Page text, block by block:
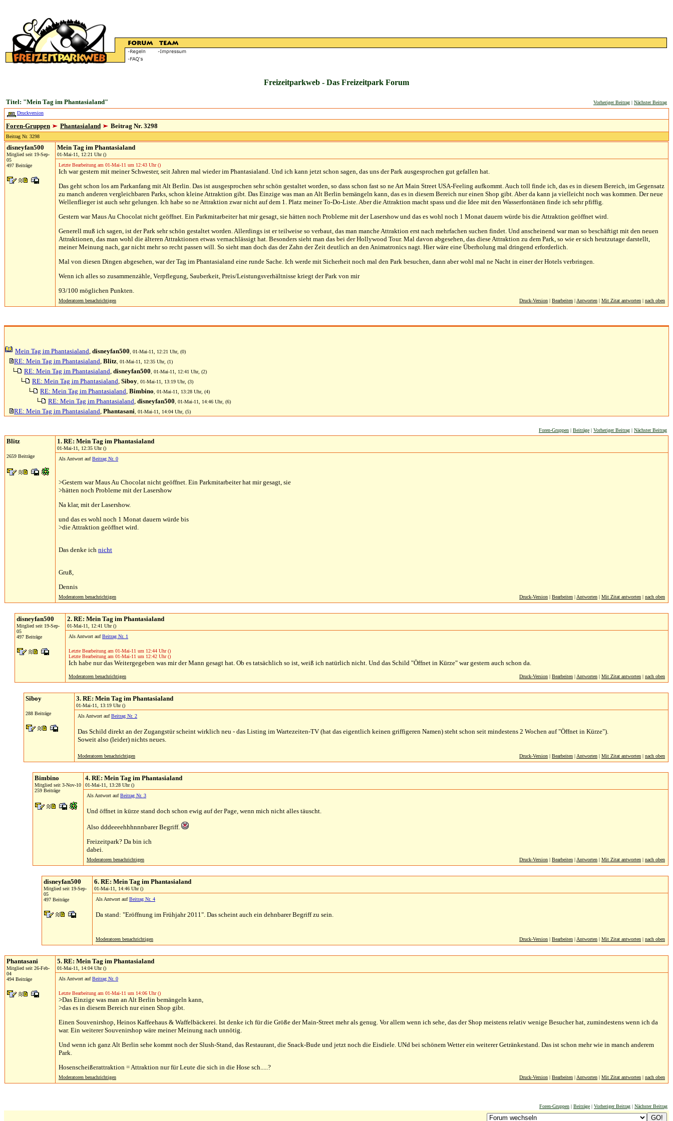
Freizeitparkweb - Das Freizeitpark Forum
Titel: "Mein Tag im Phantasialand" Vorheriger Beitrag | Nächster Beitrag
Druckversion
Foren-Gruppen Phantasialand Beitrag Nr. 3298
Beitrag Nr. 3298
disneyfan500
Mitglied seit 19-Sep-
05
497 Beiträge
Mein Tag im Phantasialand
01-Mai-11, 12:21 Uhr ()
Letzte Bearbeitung am 01-Mai-11 um 12:43 Uhr ()
Ich war gestern mit meiner Schwester, seit Jahren mal wieder im Phantasialand. Und ich kann jetzt schon sagen, das uns der Park ausgesprochen gut gefallen hat.
Das geht schon los am Parkanfang mit Alt Berlin. Das ist ausgesprochen sehr schön gestaltet worden, so dass schon fast so ne Art Main Street USA-Feeling aufkommt. Auch toll finde ich, das es in diesem Bereich, im Gegensatz
zu manch anderen vergleichbaren Parks, schon kleine Attraktion gibt. Das Einzige was man an Alt Berlin bemängeln kann, das es in diesem Bereich nur einen Shop gibt. Aber da kann ja vielleicht noch was kommen. Der neue
Wellenflieger ist auch sehr gelungen. Ich habe so ne Attraktion zwar nicht auf dem 1. Platz meiner To-Do-Liste. Aber die Attraktion macht spass und die Idee mit den Wasserfontänen finde ich sehr pfiffig.
Gestern war Maus Au Chocolat nicht geöffnet. Ein Parkmitarbeiter hat mir gesagt, sie hätten noch Probleme mit der Lasershow und das es wohl noch 1 Monat dauern würde bis die Attraktion geöffnet wird.
Generell muß ich sagen, ist der Park sehr schön gestaltet worden. Allerdings ist er teilweise so verbaut, das man manche Attraktion erst nach mehrfachen suchen findet. Und anscheinend war man so beschäftigt mit den neuen
Attraktionen, das man wohl die älteren Attraktionen etwas vernachlässigt hat. Besonders sieht man das bei der Hollywood Tour. Mal davon abgesehen, das diese Attraktion zu dem Park, so wie er sich heutzutage darstellt,
meiner Meinung nach, gar nicht mehr so recht passen will. So sieht man doch das der Zahn der Zeit deutlich an den Animatronics nagt. Hier wäre eine Überholung mal dringend erforderlich.
Mal von diesen Dingen abgesehen, war der Tag im Phantasialand eine runde Sache. Ich werde mit Sicherheit noch mal den Park besuchen, dann aber wohl mal ne Nacht in einer der Hotels verbringen.
Wenn ich alles so zusammenzähle, Verpflegung, Sauberkeit, Preis/Leistungsverhältnisse kriegt der Park von mir
93/100 möglichen Punkten.
Moderatoren benachrichtigen Druck-Version | Bearbeiten | Antworten | Mit Zitat antworten | nach oben
Mein Tag im Phantasialand, disneyfan500 , 01-Mai-11, 12:21 Uhr, (0)
RE: Mein Tag im Phantasialand, Blitz , 01-Mai-11, 12:35 Uhr, (1)
RE: Mein Tag im Phantasialand, disneyfan500 , 01-Mai-11, 12:41 Uhr, (2)
RE: Mein Tag im Phantasialand, Siboy , 01-Mai-11, 13:19 Uhr, (3)
RE: Mein Tag im Phantasialand, Bimbino , 01-Mai-11, 13:28 Uhr, (4)
RE: Mein Tag im Phantasialand, disneyfan500 , 01-Mai-11, 14:46 Uhr, (6)
RE: Mein Tag im Phantasialand, Phantasani , 01-Mai-11, 14:04 Uhr, (5)
Foren-Gruppen | Beiträge | Vorheriger Beitrag | Nächster Beitrag
Blitz
2659 Beiträge
1. RE: Mein Tag im Phantasialand
01-Mai-11, 12:35 Uhr ()
Als Antwort aufBeitrag Nr. 0
>Gestern war Maus Au Chocolat nicht geöffnet. Ein Parkmitarbeiter hat mir gesagt, sie
>hätten noch Probleme mit der Lasershow
Na klar, mit der Lasershow.
und das es wohl noch 1 Monat dauern würde bis
>die Attraktion geöffnet wird.
Das denke ich nicht
Gruß,
Dennis
Moderatoren benachrichtigen Druck-Version | Bearbeiten | Antworten | Mit Zitat antworten | nach oben
disneyfan500
Mitglied seit 19-Sep-
05
497 Beiträge
2. RE: Mein Tag im Phantasialand
01-Mai-11, 12:41 Uhr ()
Als Antwort aufBeitrag Nr. 1
Letzte Bearbeitung am 01-Mai-11 um 12:44 Uhr ()
Letzte Bearbeitung am 01-Mai-11 um 12:42 Uhr ()
Ich habe nur das Weitergegeben was mir der Mann gesagt hat. Ob es tatsächlich so ist, weiß ich natürlich nicht. Und das Schild "Öffnet in Kürze" war gestern auch schon da.
Moderatoren benachrichtigen Druck-Version | Bearbeiten | Antworten | Mit Zitat antworten | nach oben
Siboy
288 Beiträge
3. RE: Mein Tag im Phantasialand
01-Mai-11, 13:19 Uhr ()
Als Antwort aufBeitrag Nr. 2
Das Schild direkt an der Zugangstür scheint wirklich neu - das Listing im Wartezeiten-TV (hat das eigentlich keinen griffigeren Namen) steht schon seit mindestens 2 Wochen auf "Öffnet in Kürze").
Soweit also (leider) nichts neues.
Moderatoren benachrichtigen Druck-Version | Bearbeiten | Antworten | Mit Zitat antworten | nach oben
Bimbino
Mitglied seit 3-Nov-10
259 Beiträge
4. RE: Mein Tag im Phantasialand
01-Mai-11, 13:28 Uhr ()
Als Antwort aufBeitrag Nr. 3
Und öffnet in kürze stand doch schon ewig auf der Page, wenn mich nicht alles täuscht.
Also dddeeeehhhnnnbarer Begriff.
Freizeitpark? Da bin ich
dabei.
Moderatoren benachrichtigen Druck-Version | Bearbeiten | Antworten | Mit Zitat antworten | nach oben
disneyfan500
Mitglied seit 19-Sep-
05
497 Beiträge
6. RE: Mein Tag im Phantasialand
01-Mai-11, 14:46 Uhr ()
Als Antwort aufBeitrag Nr. 4
Da stand: "Eröffnung im Frühjahr 2011". Das scheint auch ein dehnbarer Begriff zu sein.
Moderatoren benachrichtigen Druck-Version | Bearbeiten | Antworten | Mit Zitat antworten | nach oben
Phantasani
Mitglied seit 26-Feb-
04
494 Beiträge
5. RE: Mein Tag im Phantasialand
01-Mai-11, 14:04 Uhr ()
Als Antwort aufBeitrag Nr. 0
Letzte Bearbeitung am 01-Mai-11 um 14:06 Uhr ()
>Das Einzige was man an Alt Berlin bemängeln kann,
>das es in diesem Bereich nur einen Shop gibt.
Einen Souvenirshop, Heinos Kaffeehaus & Waffelbäckerei. Ist denke ich für die Größe der Main-Street mehr als genug. Vor allem wenn ich sehe, das der Shop meistens relativ wenige Besucher hat, zumindestens wenn ich da
war. Ein weiterer Souvenirshop wäre meiner Meinung nach unnötig.
Und wenn ich ganz Alt Berlin sehe kommt noch der Slush-Stand, das Restaurant, die Snack-Bude und jetzt noch die Eisdiele. UNd bei schönem Wetter ein weiterer Getränkestand. Das ist schon mehr wie in manch anderem
Park.
Hosenscheißerattraktion = Attraktion nur für Leute die sich in die Hose sch.....?
Moderatoren benachrichtigen Druck-Version | Bearbeiten | Antworten | Mit Zitat antworten | nach oben
Foren-Gruppen | Beiträge | Vorheriger Beitrag | Nächster Beitrag